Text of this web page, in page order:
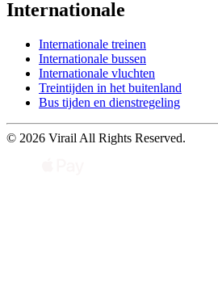
Internationale
Internationale treinen
Internationale bussen
Internationale vluchten
Treintijden in het buitenland
Bus tijden en dienstregeling
© 2026 Virail All Rights Reserved.